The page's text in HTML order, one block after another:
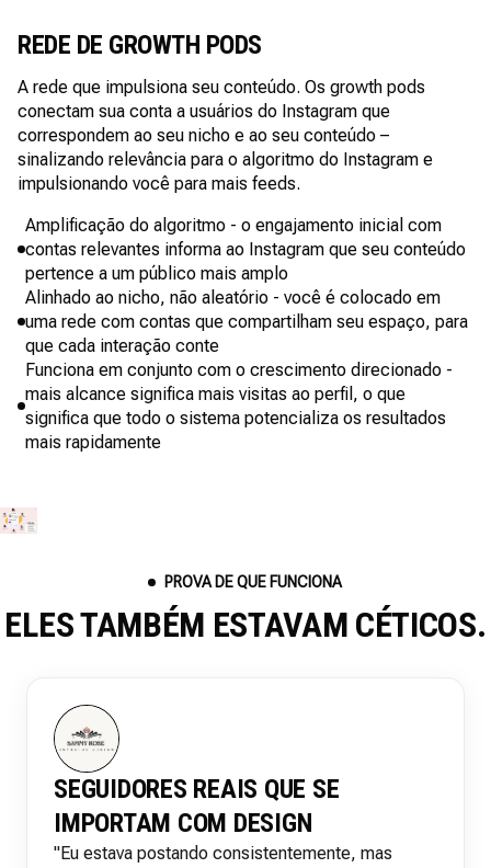
REDE DE GROWTH PODS
A rede que impulsiona seu conteúdo. Os growth pods
conectam sua conta a usuários do Instagram que
correspondem ao seu nicho e ao seu conteúdo –
sinalizando relevância para o algoritmo do Instagram e
impulsionando você para mais feeds.
Amplificação do algoritmo - o engajamento inicial com
contas relevantes informa ao Instagram que seu conteúdo
pertence a um público mais amplo
Alinhado ao nicho, não aleatório - você é colocado em
uma rede com contas que compartilham seu espaço, para
que cada interação conte
Funciona em conjunto com o crescimento direcionado -
mais alcance significa mais visitas ao perfil, o que
significa que todo o sistema potencializa os resultados
mais rapidamente
PROVA DE QUE FUNCIONA
ELES TAMBÉM ESTAVAM CÉTICOS.
SEGUIDORES REAIS QUE SE
IMPORTAM COM DESIGN
"Eu estava postando consistentemente, mas